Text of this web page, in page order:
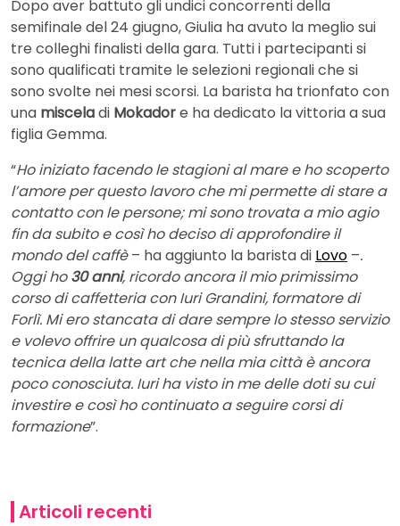
Dopo aver battuto gli undici concorrenti della
semifinale del 24 giugno, Giulia ha avuto la meglio sui
tre colleghi finalisti della gara. Tutti i partecipanti si
sono qualificati tramite le selezioni regionali che si
sono svolte nei mesi scorsi. La barista ha trionfato con
una misceladi Mokadore ha dedicato la vittoria a sua
figlia Gemma.
“Ho iniziato facendo le stagioni al mare e ho scoperto
l’amore per questo lavoro che mi permette di stare a
contatto con le persone; mi sono trovata a mio agio
fin da subito e così ho deciso di approfondire il
mondo del caffè– ha aggiunto la barista di Lovo –.
Oggi ho30 anni, ricordo ancora il mio primissimo
corso di caffetteria con Iuri Grandini, formatore di
Forlì. Mi ero stancata di dare sempre lo stesso servizio
e volevo offrire un qualcosa di più sfruttando la
tecnica della latte art che nella mia città è ancora
poco conosciuta. Iuri ha visto in me delle doti su cui
investire e così ho continuato a seguire corsi di
formazione”.
Articoli recenti